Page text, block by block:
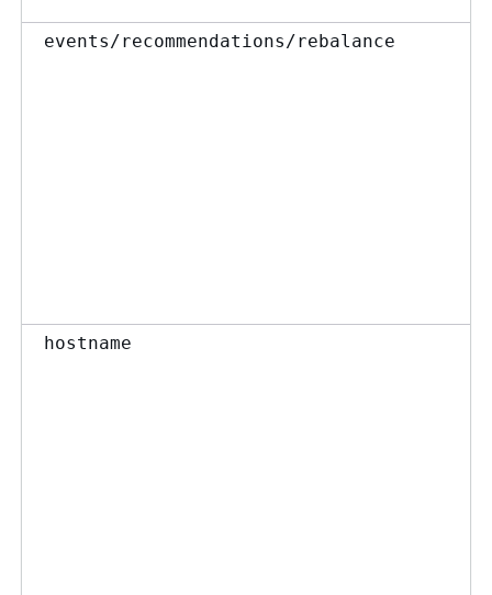
events/recommendations/rebalance
hostname